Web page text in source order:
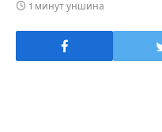
1 минут уншина